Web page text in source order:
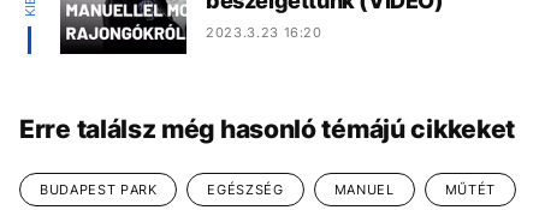
2023.3.23 16:20
Erre találsz még hasonló témájú cikkeket
BUDAPEST PARK EGÉSZSÉG MANUEL MŰTÉT